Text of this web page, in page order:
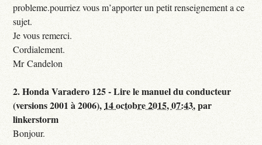
probleme.pourriez vous m’apporter un petit renseignement a ce
sujet.
Je vous remerci.
Cordialement.
Mr Candelon
2.Honda Varadero 125 - Lire le manuel du conducteur
(versions 2001 à 2006), 14 octobre 2015, 07:43,par
linkerstorm
Bonjour.